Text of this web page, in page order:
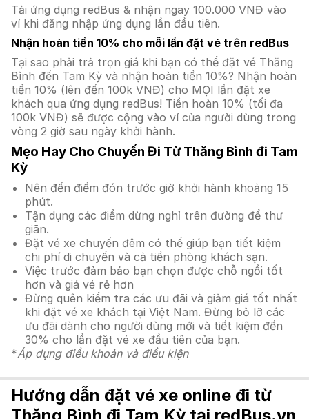
Tải ứng dụng redBus & nhận ngay 100.000 VNĐ vào
ví khi đăng nhập ứng dụng lần đầu tiên.
Nhận hoàn tiền 10% cho mỗi lần đặt vé trên redBus
Tại sao phải trả trọn giá khi bạn có thể đặt vé Thăng
Bình đến Tam Kỳ và nhận hoàn tiền 10%? Nhận hoàn
tiền 10% (lên đến 100k VNĐ) cho MỌI lần đặt xe
khách qua ứng dụng redBus! Tiền hoàn 10% (tối đa
100k VNĐ) sẽ được cộng vào ví của người dùng trong
vòng 2 giờ sau ngày khởi hành.
Mẹo Hay Cho Chuyến Đi Từ Thăng Bình đi Tam
Kỳ
Nên đến điểm đón trước giờ khởi hành khoảng 15
phút.
Tận dụng các điểm dừng nghỉ trên đường để thư
giãn.
Đặt vé xe chuyến đêm có thể giúp bạn tiết kiệm
chi phí di chuyển và cả tiền phòng khách sạn.
Việc trước đảm bảo bạn chọn được chỗ ngồi tốt
hơn và giá vé rẻ hơn
Đừng quên kiểm tra các ưu đãi và giảm giá tốt nhất
khi đặt vé xe khách tại Việt Nam. Đừng bỏ lỡ các
ưu đãi dành cho người dùng mới và tiết kiệm đến
30% cho lần đặt vé xe đầu tiên của bạn.
*Áp dụng điều khoản và điều kiện
Hướng dẫn đặt vé xe online đi từ